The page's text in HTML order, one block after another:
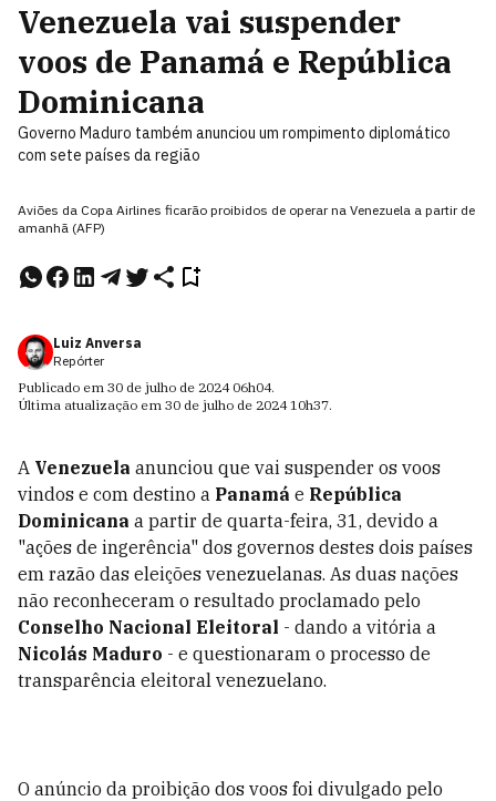
Venezuela vai suspender
voos de Panamá e República
Dominicana
Governo Maduro também anunciou um rompimento diplomático
com sete países da região
Aviões da Copa Airlines ficarão proibidos de operar na Venezuela a partir de
amanhã (AFP)
Luiz Anversa
Repórter
Publicado em 30 de julho de 2024 06h04.
Última atualização em 30 de julho de 2024 10h37.
A Venezuela anunciou que vai suspender os voos
vindos e com destino a Panamá e República
Dominicana a partir de quarta-feira, 31, devido a
"ações de ingerência" dos governos destes dois países
em razão das eleições venezuelanas. As duas nações
não reconheceram o resultado proclamado pelo
Conselho Nacional Eleitoral - dando a vitória a
Nicolás Maduro - e questionaram o processo de
transparência eleitoral venezuelano.
O anúncio da proibição dos voos foi divulgado pelo